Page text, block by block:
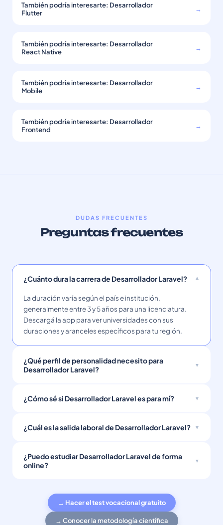
También podría interesarte: Desarrollador
Flutter
→
También podría interesarte: Desarrollador
React Native
→
También podría interesarte: Desarrollador
Mobile
→
También podría interesarte: Desarrollador
Frontend
→
DUDAS FRECUENTES
Preguntas frecuentes
¿Cuánto dura la carrera de Desarrollador Laravel?
La duración varía según el país e institución,
generalmente entre 3 y 5 años para una licenciatura.
Descargá la app para ver universidades con sus
duraciones y aranceles específicos para tu región.
¿Qué perfil de personalidad necesito para
Desarrollador Laravel?
¿Cómo sé si Desarrollador Laravel es para mí?
¿Cuál es la salida laboral de Desarrollador Laravel?
¿Puedo estudiar Desarrollador Laravel de forma
online?
→ Hacer el test vocacional gratuito
→ Conocer la metodología científica